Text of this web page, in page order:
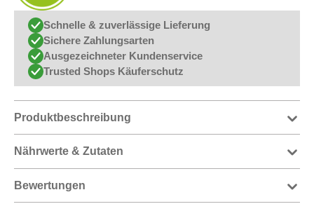
Schnelle & zuverlässige Lieferung
Sichere Zahlungsarten
Ausgezeichneter Kundenservice
Trusted Shops Käuferschutz
Produktbeschreibung
Nährwerte & Zutaten
Bewertungen